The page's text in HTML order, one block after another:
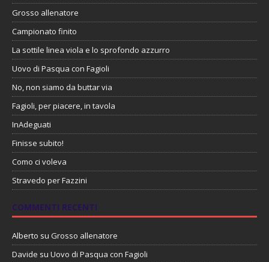
Grosso allenatore
Campionato finito
La sottile linea viola e lo sprofondo azzurro
Uovo di Pasqua con Fagioli
No, non siamo da buttar via
Fagioli, per piacere, in tavola
InAdeguati
Finisse subito!
Como ci voleva
Stravedo per Fazzini
COMMENTI RECENTI
Alberto su Grosso allenatore
Davide su Uovo di Pasqua con Fagioli